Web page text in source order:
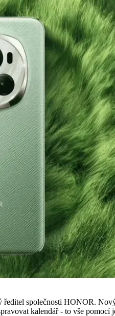
společnosti HONOR.
kalendář - to vše pomocí